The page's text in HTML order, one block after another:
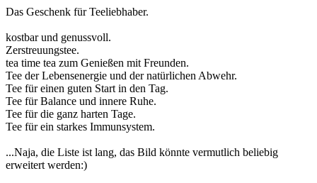
Das Geschenk für Teeliebhaber.
kostbar und genussvoll.
Zerstreuungstee.
tea time tea zum Genießen mit Freunden.
Tee der Lebensenergie und der natürlichen Abwehr.
Tee für einen guten Start in den Tag.
Tee für Balance und innere Ruhe.
Tee für die ganz harten Tage.
Tee für ein starkes Immunsystem.
...Naja, die Liste ist lang, das Bild könnte vermutlich beliebig
erweitert werden:)